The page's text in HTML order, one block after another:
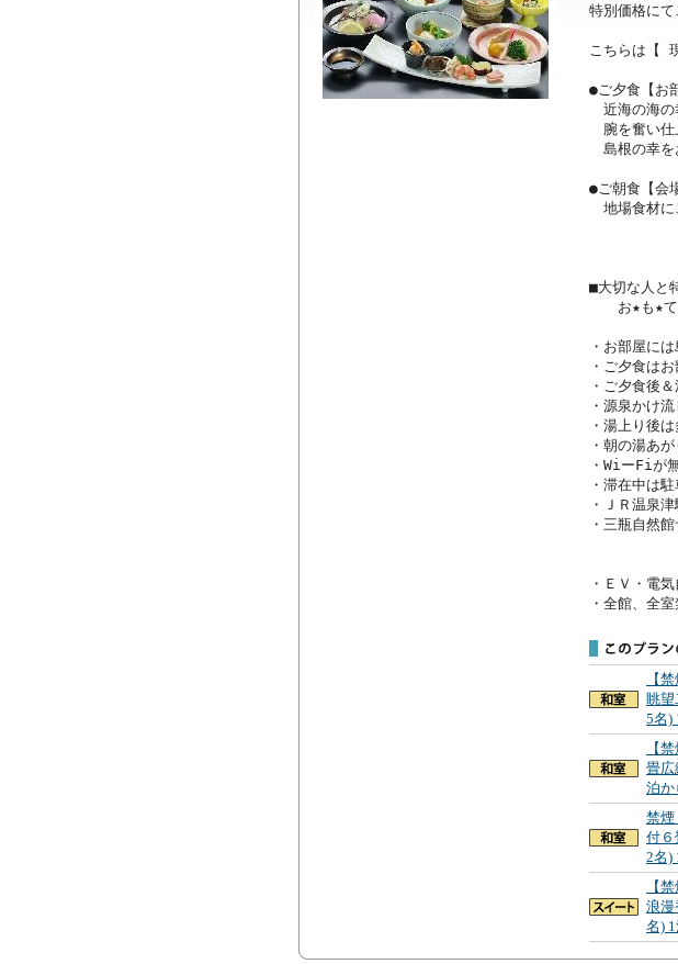
特別価格にて
こちらは【
●ご夕食【お
近海の海の
腕を奮い仕
島根の幸を
●ご朝食【会
地場食材に
■大切な人と
お★も★て
・お部屋に
・ご夕食は
・ご夕食後
・源泉かけ
・湯上り後
・朝の湯あ
・WiーFiが
・滞在中は
・ＪＲ温泉
・三瓶自然
・ＥＶ・電
・全館、全
【
眺
5名)
【
畳広
泊か
禁煙
付６
2名)
【
浪漫
名)